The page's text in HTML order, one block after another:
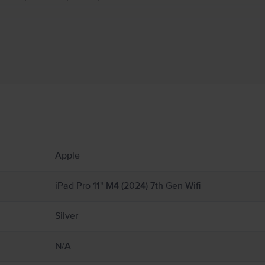
și plastic și include componente electronice sensibile. iPad-ul și bateria sa se
ului sau bateriei, întrerupeți utilizarea iPad-ului, deoarece poate conduce la
regulile care interzic sau restricționează utilizarea dispozitivelor mobile
vătămări personale sau daune pentru iPad sau alte proprietăți. Detalii
Apple
iPad Pro 11" M4 (2024) 7th Gen Wifi
Silver
N/A